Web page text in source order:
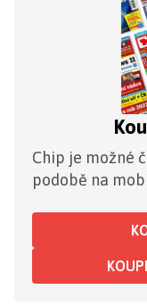
Chip je možné
podobě na